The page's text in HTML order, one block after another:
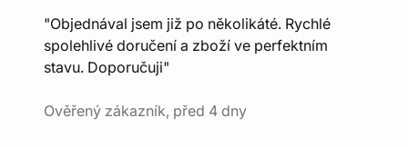
"Objednával jsem již po několikáté. Rychlé
spolehlivé doručení a zboží ve perfektním
stavu. Doporučuji"
Ověřený zákazník, před 4 dny